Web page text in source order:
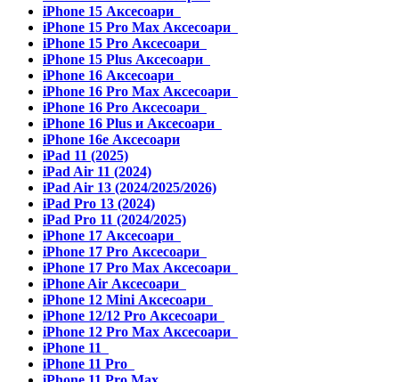
iPhone 15 Аксесоари
iPhone 15 Pro Max Аксесоари
iPhone 15 Pro Аксесоари
iPhone 15 Plus Аксесоари
iPhone 16 Аксесоари
iPhone 16 Pro Max Аксесоари
iPhone 16 Pro Аксесоари
iPhone 16 Plus и Аксесоари
iPhone 16e Аксесоари
iPad 11 (2025)
iPad Air 11 (2024)
iPad Air 13 (2024/2025/2026)
iPad Pro 13 (2024)
iPad Pro 11 (2024/2025)
iPhone 17 Аксесоари
iPhone 17 Pro Аксесоари
iPhone 17 Pro Max Аксесоари
iPhone Air Аксесоари
iPhone 12 Mini Аксесоари
iPhone 12/12 Pro Аксесоари
iPhone 12 Pro Max Аксесоари
iPhone 11
iPhone 11 Pro